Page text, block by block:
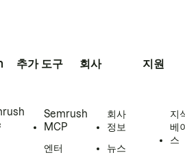
추가 도구
Semrush
MCP
엔터
회사
회사
정보
뉴스
지원
지
베
스